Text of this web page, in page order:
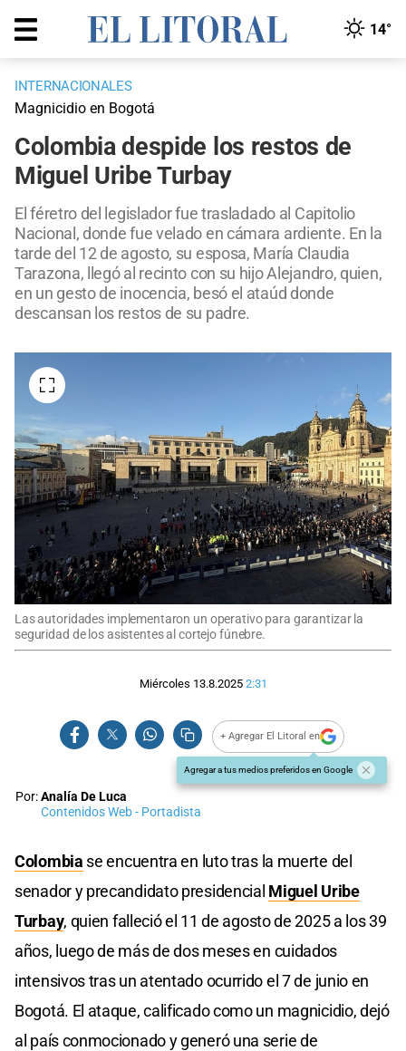
14°
INTERNACIONALES
Magnicidio en Bogotá
Colombia despide los restos de
Miguel Uribe Turbay
El féretro del legislador fue trasladado al Capitolio
Nacional, donde fue velado en cámara ardiente. En la
tarde del 12 de agosto, su esposa, María Claudia
Tarazona, llegó al recinto con su hijo Alejandro, quien,
en un gesto de inocencia, besó el ataúd donde
descansan los restos de su padre.
Las autoridades implementaron un operativo para garantizar la
seguridad de los asistentes al cortejo fúnebre.
Miércoles 13.8.2025 2:31
+ Agregar El Litoral en
Agregar a tus medios preferidos en Google
Por:Analía De Luca
Contenidos Web - Portadista
Colombia se encuentra en luto tras la muerte del
senador y precandidato presidencial Miguel Uribe
Turbay, quien falleció el 11 de agosto de 2025 a los 39
años, luego de más de dos meses en cuidados
intensivos tras un atentado ocurrido el 7 de junio en
Bogotá. El ataque, calificado como un magnicidio, dejó
al país conmocionado y generó una serie de